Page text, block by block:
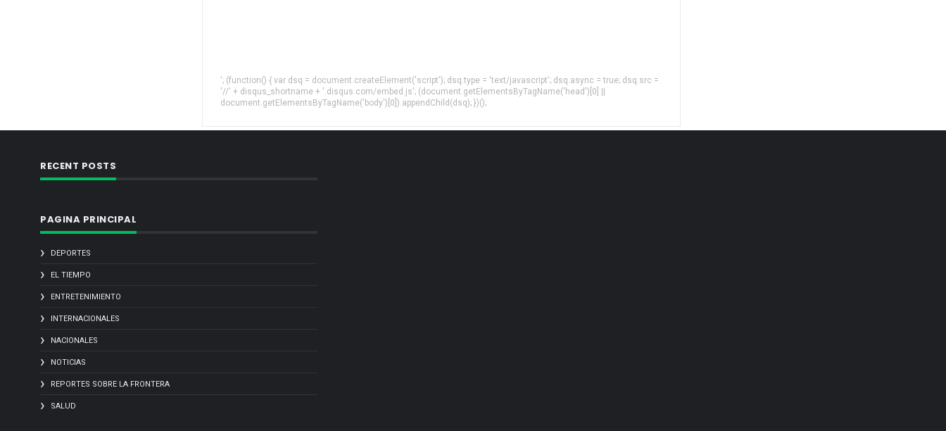
'; (function() { var dsq = document.createElement('script'); dsq.type = 'text/javascript'; dsq.async = true; dsq.src =
'//' + disqus_shortname + '.disqus.com/embed.js'; (document.getElementsByTagName('head')[0] ||
document.getElementsByTagName('body')[0]).appendChild(dsq); })();
RECENT POSTS
PAGINA PRINCIPAL
DEPORTES
EL TIEMPO
ENTRETENIMIENTO
INTERNACIONALES
NACIONALES
NOTICIAS
REPORTES SOBRE LA FRONTERA
SALUD